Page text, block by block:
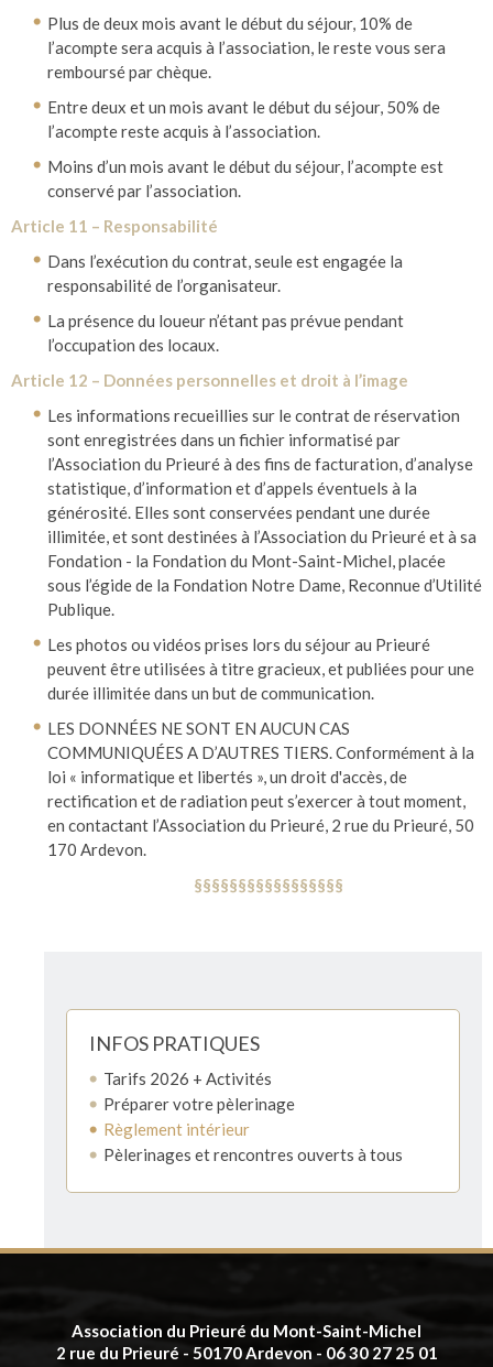
INFOS PRATIQUES
Tarifs 2026 + Activités
Préparer votre pèlerinage
Règlement intérieur
Pèlerinages et rencontres ouverts à tous
Plus de deux mois avant le début du séjour, 10% de
l’acompte sera acquis à l’association, le reste vous sera
remboursé par chèque.
Entre deux et un mois avant le début du séjour, 50% de
l’acompte reste acquis à l’association.
Moins d’un mois avant le début du séjour, l’acompte est
conservé par l’association.
Article 11 – Responsabilité
Dans l’exécution du contrat, seule est engagée la
responsabilité de l’organisateur.
La présence du loueur n’étant pas prévue pendant
l’occupation des locaux.
Article 12 – Données personnelles et droit à l’image
Les informations recueillies sur le contrat de réservation
sont enregistrées dans un fichier informatisé par
l’Association du Prieuré à des fins de facturation, d’analyse
statistique, d’information et d’appels éventuels à la
générosité. Elles sont conservées pendant une durée
illimitée, et sont destinées à l’Association du Prieuré et à sa
Fondation - la Fondation du Mont-Saint-Michel, placée
sous l’égide de la Fondation Notre Dame, Reconnue d’Utilité
Publique.
Les photos ou vidéos prises lors du séjour au Prieuré
peuvent être utilisées à titre gracieux, et publiées pour une
durée illimitée dans un but de communication.
LES DONNÉES NE SONT EN AUCUN CAS
COMMUNIQUÉES A D’AUTRES TIERS. Conformément à la
loi « informatique et libertés », un droit d'accès, de
rectification et de radiation peut s’exercer à tout moment,
en contactant l’Association du Prieuré, 2 rue du Prieuré, 50
170 Ardevon.
§§§§§§§§§§§§§§§§§
Association du Prieuré du Mont-Saint-Michel
2 rue du Prieuré - 50170 Ardevon - 06 30 27 25 01